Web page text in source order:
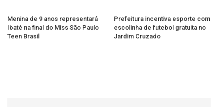
Menina de 9 anos representará
Ibaté na final do Miss São Paulo
Teen Brasil
Prefeitura incentiva esporte com
escolinha de futebol gratuita no
Jardim Cruzado